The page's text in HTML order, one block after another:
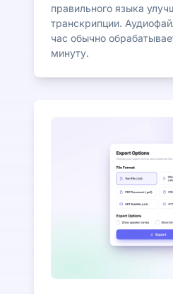
правильного языка
транскрипции.
час обычно
минуту.